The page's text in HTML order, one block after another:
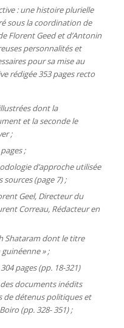
: une histoire plurielle
sous la coordination de
Florent Geed et d’Antonin
personnalités et
pour sa mise au
rédigée 353 pages recto
dont la
et la seconde le
;
;
d’approche utilisée
sources (page 7) ;
Geel, Directeur du
Correau, Rédacteur en
Shataram dont le titre
» ;
pages (pp. 18-321)
documents inédits
de détenus politiques et
(pp. 328- 351) ;